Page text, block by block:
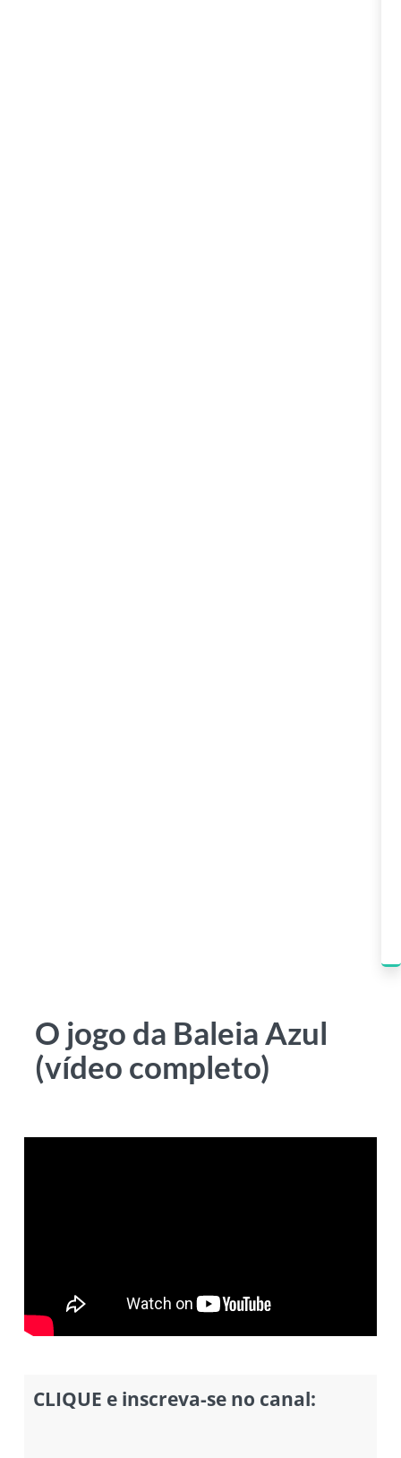
O jogo da Baleia Azul
(vídeo completo)
CLIQUE e inscreva-se no canal: